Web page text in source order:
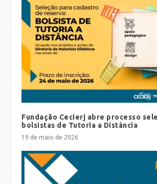
Fundação Cecierj abre processo
bolsistas de Tutoria a Distância
19 de maio de 2026